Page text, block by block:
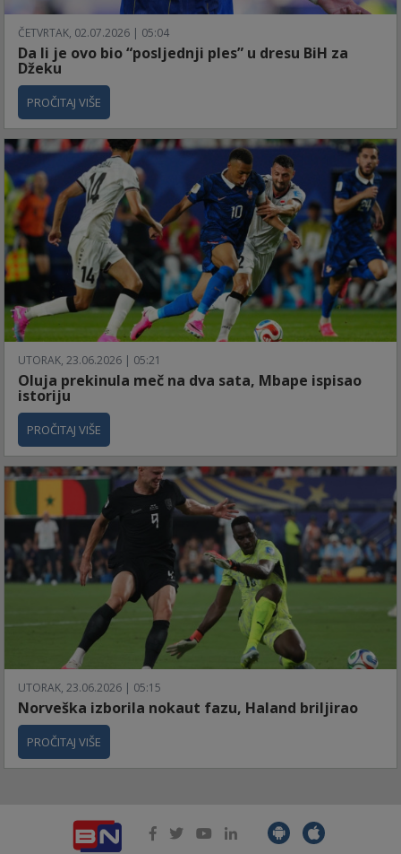
ČETVRTAK, 02.07.2026 | 05:04
Da li je ovo bio “posljednji ples” u dresu BiH za
Džeku
PROČITAJ VIŠE
UTORAK, 23.06.2026 | 05:21
Oluja prekinula meč na dva sata, Mbape ispisao
istoriju
PROČITAJ VIŠE
UTORAK, 23.06.2026 | 05:15
Norveška izborila nokaut fazu, Haland briljirao
PROČITAJ VIŠE